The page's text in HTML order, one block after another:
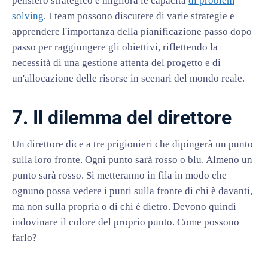
solving. I team possono discutere di varie strategie e
apprendere l'importanza della pianificazione passo dopo
passo per raggiungere gli obiettivi, riflettendo la
necessità di una gestione attenta del progetto e di
un'allocazione delle risorse in scenari del mondo reale.
7. Il dilemma del direttore
Un direttore dice a tre prigionieri che dipingerà un punto
sulla loro fronte. Ogni punto sarà rosso o blu. Almeno un
punto sarà rosso. Si metteranno in fila in modo che
ognuno possa vedere i punti sulla fronte di chi è davanti,
ma non sulla propria o di chi è dietro. Devono quindi
indovinare il colore del proprio punto. Come possono
farlo?